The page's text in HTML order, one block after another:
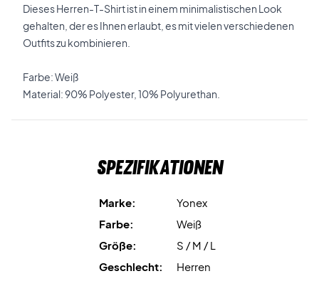
Dieses Herren-T-Shirt ist in einem minimalistischen Look
gehalten, der es Ihnen erlaubt, es mit vielen verschiedenen
Outfits zu kombinieren.
Farbe: Weiß
Material: 90% Polyester, 10% Polyurethan.
Spezifikationen
Marke:
Yonex
Farbe:
Weiß
Größe:
S / M / L
Geschlecht:
Herren